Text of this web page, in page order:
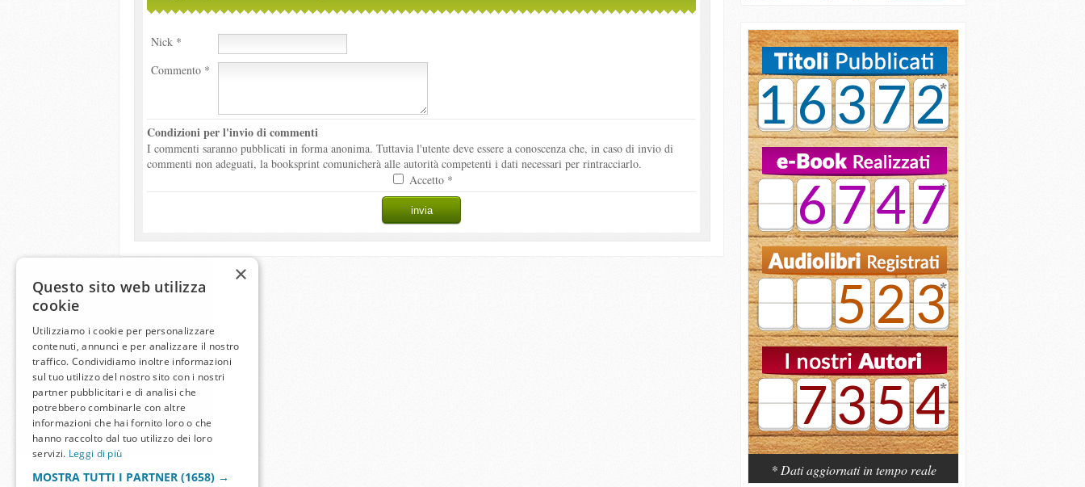
Nick *
Commento *
Condizioni per l'invio di commenti
I commenti saranno pubblicati in forma anonima. Tuttavia l'utente deve essere a conoscenza che, in caso di invio di
commenti non adeguati, la booksprint comunicherà alle autorità competenti i dati necessari per rintracciarlo.
Accetto *
16372
6747
523
7354
* Dati aggiornati in tempo reale
×
Questo sito web utilizza
cookie
Utilizziamo i cookie per personalizzare
contenuti, annunci e per analizzare il nostro
traffico. Condividiamo inoltre informazioni
sul tuo utilizzo del nostro sito con i nostri
partner pubblicitari e di analisi che
potrebbero combinarle con altre
informazioni che hai fornito loro o che
hanno raccolto dal tuo utilizzo dei loro
servizi. Leggi di più
MOSTRA TUTTI I PARTNER (1658) →